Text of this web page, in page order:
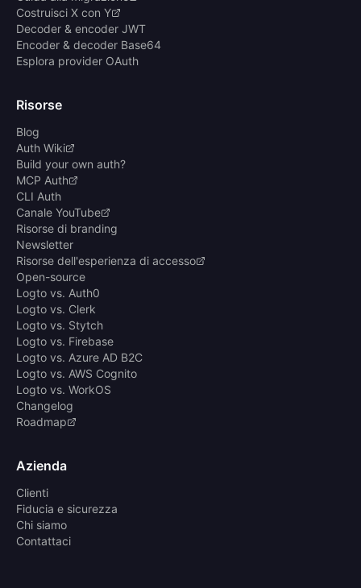
Costruisci X con Y
Decoder & encoder JWT
Encoder & decoder Base64
Esplora provider OAuth
Risorse
Blog
Auth Wiki
Build your own auth?
MCP Auth
CLI Auth
Canale YouTube
Risorse di branding
Newsletter
Risorse dell'esperienza di accesso
Open-source
Logto vs. Auth0
Logto vs. Clerk
Logto vs. Stytch
Logto vs. Firebase
Logto vs. Azure AD B2C
Logto vs. AWS Cognito
Logto vs. WorkOS
Changelog
Roadmap
Azienda
Clienti
Fiducia e sicurezza
Chi siamo
Contattaci